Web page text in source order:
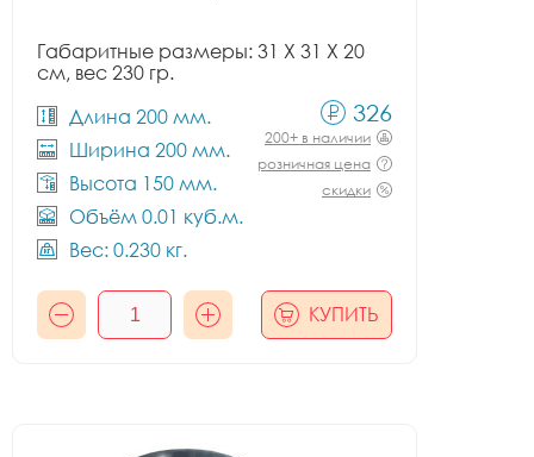
Габаритные размеры: 31 X 31 X 20
см, вес 230 гр.
Длина 200 мм.
Ширина 200 мм.
Высота 150 мм.
Объём 0.01 куб.м.
Вес: 0.230 кг.
326
200+ в наличии
розничная цена
скидки
КУПИТЬ